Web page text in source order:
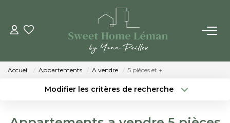
ACHETER
Accueil Appartements A vendre 5 pièces et +
Modifier les critères de recherche